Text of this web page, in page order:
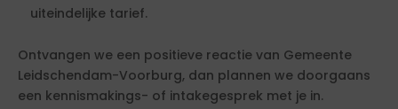
uiteindelijke tarief.
Ontvangen we een positieve reactie van Gemeente
Leidschendam-Voorburg, dan plannen we doorgaans
een kennismakings- of intakegesprek met je in.